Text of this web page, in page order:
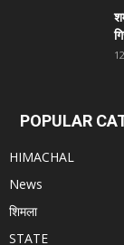
POPULAR
HIMACHAL
News
शिमला
STATE